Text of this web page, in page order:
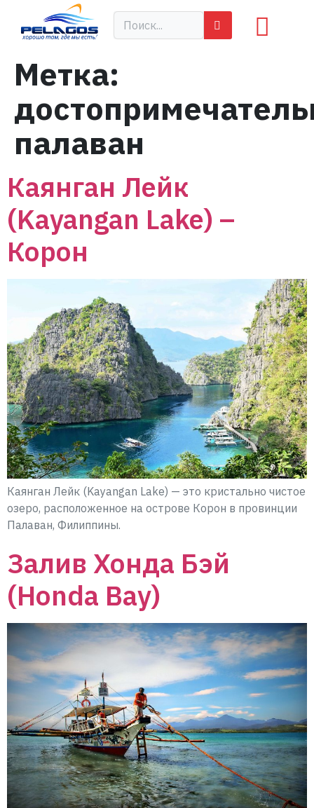
Метка:
палаван
Каянган Лейк
(Kayangan Lake) –
Корон
Каянган Лейк (Kayangan Lake) — это кристально чистое
озеро, расположенное на острове Корон в провинции
Палаван, Филиппины.
Залив Хонда Бэй
(Honda Bay)